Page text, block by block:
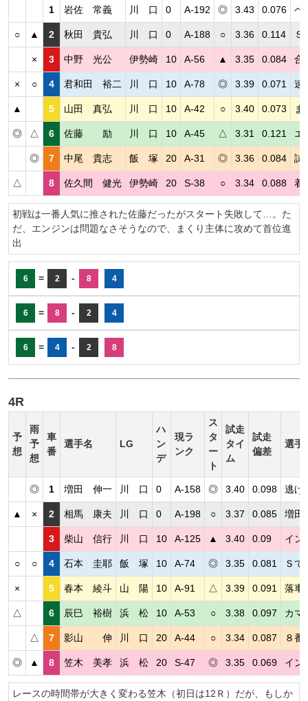
1 岩佐 常義 川 口 0 A-192 ◎ 3.43 0.076 ペ
○ ▲ 2 秋田 貴弘 川 口 0 A-188 ○ 3.36 0.114 Ｓ
× 3 中野 光公 伊勢崎 10 A-56 ▲ 3.35 0.084 合
× ○ 4 君和田 裕二 川 口 10 A-78 ◎ 3.39 0.071 速
▲ 5 山田 真弘 川 口 10 A-42 ○ 3.40 0.073 ま
◎ △ 6 佐藤 励 川 口 10 A-45 △ 3.31 0.121 エ
◎ 7 中尾 貴志 飯 塚 20 A-31 ◎ 3.36 0.084 試
△ 8 佐久間 健光 伊勢崎 20 S-38 ○ 3.34 0.088 着
初戦は一番人気に推された佐藤だったがスタート失敗して…。た
だ、エンジンは問題なさそうなので、まくり主体に攻めて首位進
出
6 = 2 - 8 4
6 = 8 - 2 4
6 = 4 - 2 8
4R
予
想
雨
予
想
車
番
選手名 LG
ハ
ン
デ
現ラ
ンク
ス
タ
ー
ト
試走
タイ
ム
試走
偏差
選手
◎ 1 増田 伸一 川 口 0 A-158 ◎ 3.40 0.098 逃げ
▲ × 2 相馬 康夫 川 口 0 A-198 ○ 3.37 0.085 増田
3 柴山 信行 川 口 10 A-125 ▲ 3.40 0.09 イン
○ ○ 4 石本 圭耶 飯 塚 10 A-74 ◎ 3.35 0.081 Ｓで
× 5 春本 綾斗 山 陽 10 A-91 △ 3.39 0.091 落車
△ 6 辰巳 裕樹 浜 松 10 A-53 ○ 3.38 0.097 カマ
△ 7 影山 伸 川 口 20 A-44 ○ 3.34 0.087 ８番
◎ ▲ 8 笠木 美孝 浜 松 20 S-47 ◎ 3.35 0.069 イン
レースの時間帯が大きく変わる笠木（初日は12Ｒ）だが、もしか